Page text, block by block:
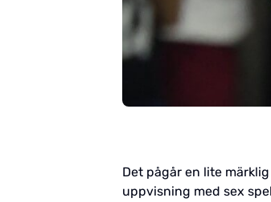
Det pågår en lite
uppvisning med sex